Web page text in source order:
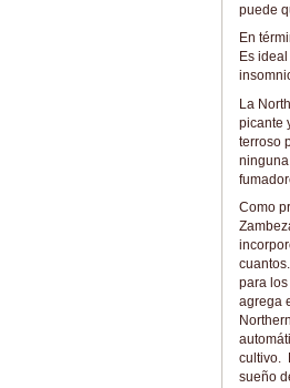
puede
En
Es
La
picante
terroso
Como
para
agrega
cultivo.
sueño